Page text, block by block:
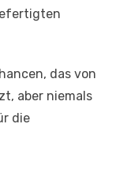
das von
aber niemals
die